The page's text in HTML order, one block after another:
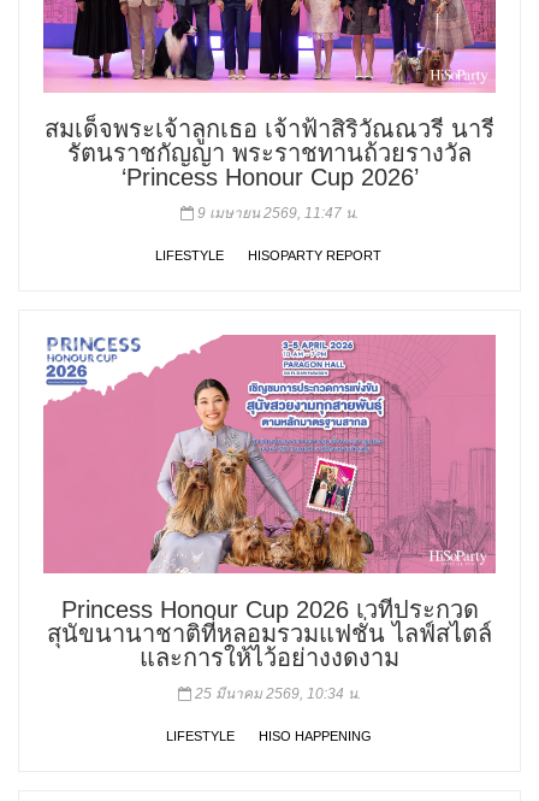
สมเด็จพระเจ้าลูกเธอ เจ้าฟ้าสิริวัณณวรี นารี
รัตนราชกัญญา พระราชทานถ้วยรางวัล
‘Princess Honour Cup 2026’
9 เมษายน 2569, 11:47 น.
LIFESTYLE HISOPARTY REPORT
Princess Honour Cup 2026 เวทีประกวด
สุนัขนานาชาติที่หลอมรวมแฟชั่น ไลฟ์สไตล์
และการให้ไว้อย่างงดงาม
25 มีนาคม 2569, 10:34 น.
LIFESTYLE HISO HAPPENING